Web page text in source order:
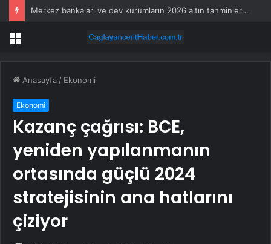
Merkez bankaları ve dev kurumların 2026 altın tahminleri değişti
Menü
Anasayfa / Ekonomi
Ekonomi
Kazanç çağrısı: BCE,
yeniden yapılanmanın
ortasında güçlü 2024
stratejisinin ana hatlarını
çiziyor